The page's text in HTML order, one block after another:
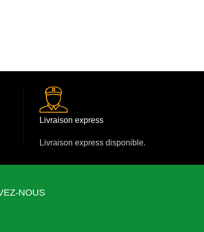
Livraison express
Livraison express disponible.
NOUS